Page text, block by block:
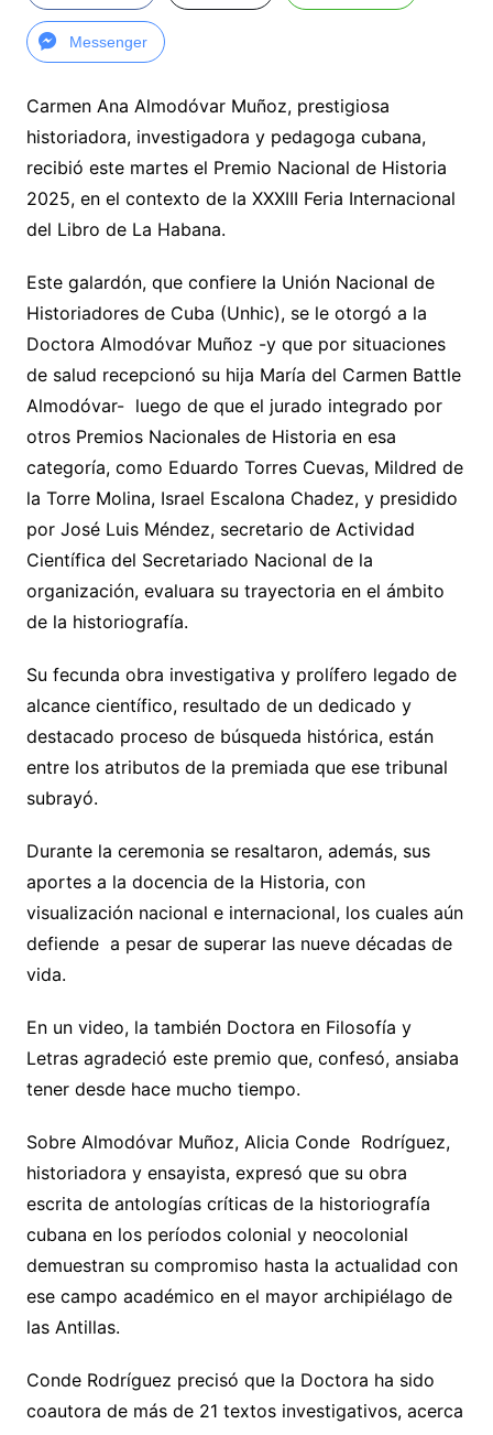
Messenger
Carmen Ana Almodóvar Muñoz, prestigiosa
historiadora, investigadora y pedagoga cubana,
recibió este martes el Premio Nacional de Historia
2025, en el contexto de la XXXIII Feria Internacional
del Libro de La Habana.
Este galardón, que confiere la Unión Nacional de
Historiadores de Cuba (Unhic), se le otorgó a la
Doctora Almodóvar Muñoz -y que por situaciones
de salud recepcionó su hija María del Carmen Battle
Almodóvar- luego de que el jurado integrado por
otros Premios Nacionales de Historia en esa
categoría, como Eduardo Torres Cuevas, Mildred de
la Torre Molina, Israel Escalona Chadez, y presidido
por José Luis Méndez, secretario de Actividad
Científica del Secretariado Nacional de la
organización, evaluara su trayectoria en el ámbito
de la historiografía.
Su fecunda obra investigativa y prolífero legado de
alcance científico, resultado de un dedicado y
destacado proceso de búsqueda histórica, están
entre los atributos de la premiada que ese tribunal
subrayó.
Durante la ceremonia se resaltaron, además, sus
aportes a la docencia de la Historia, con
visualización nacional e internacional, los cuales aún
defiende a pesar de superar las nueve décadas de
vida.
En un video, la también Doctora en Filosofía y
Letras agradeció este premio que, confesó, ansiaba
tener desde hace mucho tiempo.
Sobre Almodóvar Muñoz, Alicia Conde Rodríguez,
historiadora y ensayista, expresó que su obra
escrita de antologías críticas de la historiografía
cubana en los períodos colonial y neocolonial
demuestran su compromiso hasta la actualidad con
ese campo académico en el mayor archipiélago de
las Antillas.
Conde Rodríguez precisó que la Doctora ha sido
coautora de más de 21 textos investigativos, acerca